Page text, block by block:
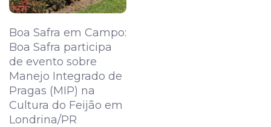
Boa Safra em Campo:
Boa Safra participa
de evento sobre
Manejo Integrado de
Pragas (MIP) na
Cultura do Feijão em
Londrina/PR